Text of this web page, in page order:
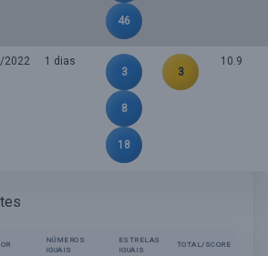
46
2022
1 dias
3
8
18
3
10.9
NÚMEROS
IGUAIS
ESTRELAS
IGUAIS
TOTAL/SCORE